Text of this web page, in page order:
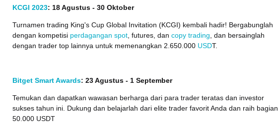
KCGI 2023: 18 Agustus - 30 Oktober
Turnamen trading King's Cup Global Invitation (KCGI) kembali hadir! Bergabunglah
dengan kompetisi perdagangan spot , futures, dan copy trading , dan bersainglah
dengan trader top lainnya untuk memenangkan 2.650.000 USDT.
Bitget Smart Awards: 23 Agustus - 1 September
Temukan dan dapatkan wawasan berharga dari para trader teratas dan investor
sukses tahun ini. Dukung dan belajarlah dari elite trader favorit Anda dan raih bagian
50.000 USDT